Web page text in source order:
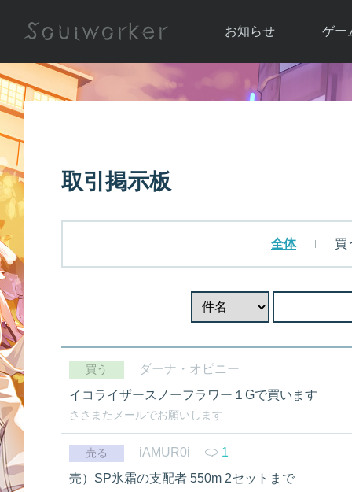
お知らせ
お知らせ一覧
ゲー
ソウ
アップ
取引掲示板
全体 買
買う
ダーナ・オピニー
イコライザースノーフラワー１Gで買います
ささまたメールでお願いします
売る iAMUR0i
1
売）SP氷霜の支配者 550m 2セットまで